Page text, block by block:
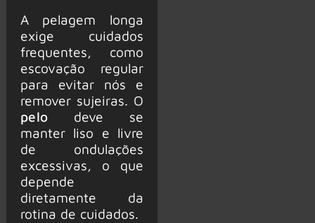
A pelagem longa
exige cuidados
frequentes, como
escovação regular
para evitar nós e
remover sujeiras. O
pelo deve se
manter liso e livre
de ondulações
excessivas, o que
depende
diretamente da
rotina de cuidados.